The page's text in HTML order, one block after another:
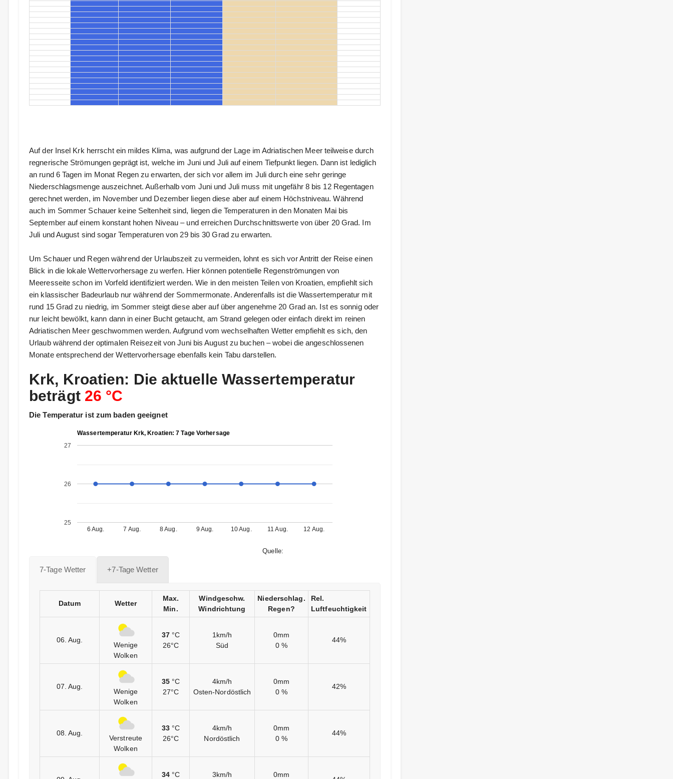
Auf der Insel Krk herrscht ein mildes Klima, was aufgrund der Lage im Adriatischen Meer teilweise durch
regnerische Strömungen geprägt ist, welche im Juni und Juli auf einem Tiefpunkt liegen. Dann ist lediglich
an rund 6 Tagen im Monat Regen zu erwarten, der sich vor allem im Juli durch eine sehr geringe
Niederschlagsmenge auszeichnet. Außerhalb vom Juni und Juli muss mit ungefähr 8 bis 12 Regentagen
gerechnet werden, im November und Dezember liegen diese aber auf einem Höchstniveau. Während
auch im Sommer Schauer keine Seltenheit sind, liegen die Temperaturen in den Monaten Mai bis
September auf einem konstant hohen Niveau – und erreichen Durchschnittswerte von über 20 Grad. Im
Juli und August sind sogar Temperaturen von 29 bis 30 Grad zu erwarten.
Um Schauer und Regen während der Urlaubszeit zu vermeiden, lohnt es sich vor Antritt der Reise einen
Blick in die lokale Wettervorhersage zu werfen. Hier können potentielle Regenströmungen von
Meeresseite schon im Vorfeld identifiziert werden. Wie in den meisten Teilen von Kroatien, empfiehlt sich
ein klassischer Badeurlaub nur während der Sommermonate. Anderenfalls ist die Wassertemperatur mit
rund 15 Grad zu niedrig, im Sommer steigt diese aber auf über angenehme 20 Grad an. Ist es sonnig oder
nur leicht bewölkt, kann dann in einer Bucht getaucht, am Strand gelegen oder einfach direkt im reinen
Adriatischen Meer geschwommen werden. Aufgrund vom wechselhaften Wetter empfiehlt es sich, den
Urlaub während der optimalen Reisezeit von Juni bis August zu buchen – wobei die angeschlossenen
Monate entsprechend der Wettervorhersage ebenfalls kein Tabu darstellen.
Krk, Kroatien: Die aktuelle Wassertemperatur
beträgt 26 °C
Die Temperatur ist zum baden geeignet
Wassertemperatur Krk, Kroatien: 7 Tage Vorhersage
6 Aug. 7 Aug. 8 Aug. 9 Aug. 10 Aug. 11 Aug. 12 Aug.
25
26
27
Quelle:
7-Tage Wetter +7-Tage Wetter
Datum Wetter
Max.
Min.
Windgeschw.
Windrichtung
Niederschlag.
Regen?
Rel.
Luftfeuchtigkeit
06. Aug.
Wenige
Wolken
37 °C
26°C
1km/h
Süd
0mm
0 %
44%
07. Aug.
Wenige
Wolken
35 °C
27°C
4km/h
Osten-Nordöstlich
0mm
0 %
42%
08. Aug.
Verstreute
Wolken
33 °C
26°C
4km/h
Nordöstlich
0mm
0 %
44%
34 °C 3km/h 0mm